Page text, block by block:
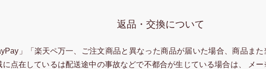
」「楽天ペ
点在している
返品・交換について
万一、ご注文商品と異なった商品が届いた場合、商品また
は配送途中の事故などで不都合が生じている場合は、 メー